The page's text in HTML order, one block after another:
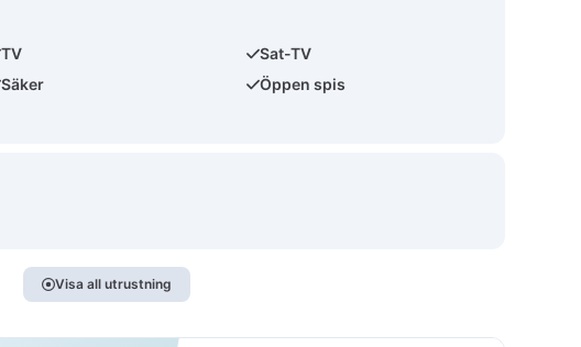
TV
Sat-TV
Säker
Öppen spis
Visa all utrustning